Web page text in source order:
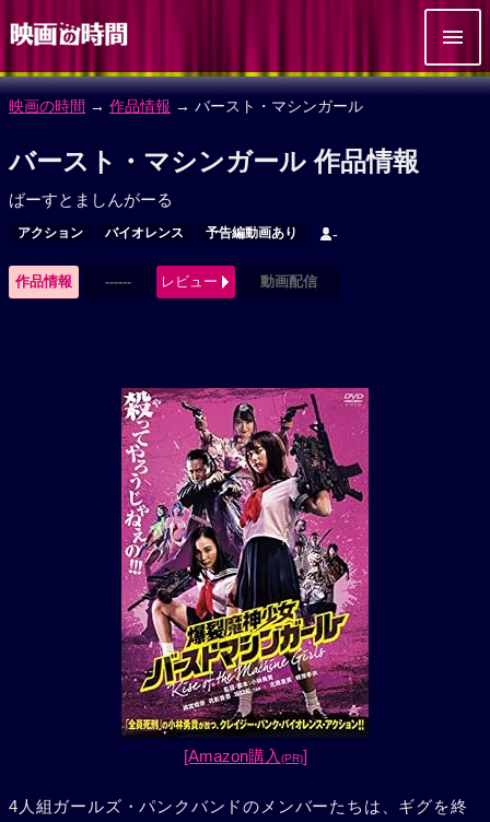
映画の時間 → 作品情報 → バースト・マシンガール
バースト・マシンガール 作品情報
ばーすとましんがーる
アクション バイオレンス 予告編動画あり -
作品情報 ------ レビュー 動画配信
[Amazon購入 (PR)]
4人組ガールズ・パンクバンドのメンバーたちは、ギグを終